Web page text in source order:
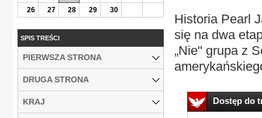
Historia Pearl
się na dwa
„Nie" grupa z
Dostęp do
26
27 28 29 30
SPIS TREŚCI
PIERWSZA STRONA
DRUGA STRONA
KRAJ